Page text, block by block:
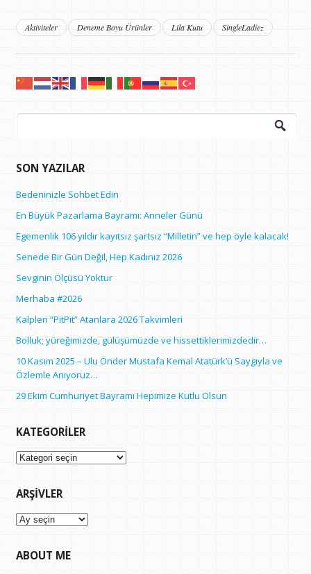
Aktiviteler Deneme Boyu Ürünler Lila Kutu SingleLadiez
Arama:
SON YAZILAR
Bedeninizle Sohbet Edin
En Büyük Pazarlama Bayramı: Anneler Günü
Egemenlik 106 yıldır kayıtsız şartsız “Milletin” ve hep öyle kalacak!
Senede Bir Gün Değil, Hep Kadınız 2026
Sevginin Ölçüsü Yoktur
Merhaba #2026
Kalpleri “PitPit” Atanlara 2026 Takvimleri
Bolluk; yüreğimizde, gülüşümüzde ve hissettiklerimizdedir…
10 Kasım 2025 – Ulu Önder Mustafa Kemal Atatürk’ü Saygıyla ve
Özlemle Anıyoruz…
29 Ekim Cumhuriyet Bayramı Hepimize Kutlu Olsun
KATEGORILER
Kategoriler
ARŞIVLER
Arşivler
ABOUT ME